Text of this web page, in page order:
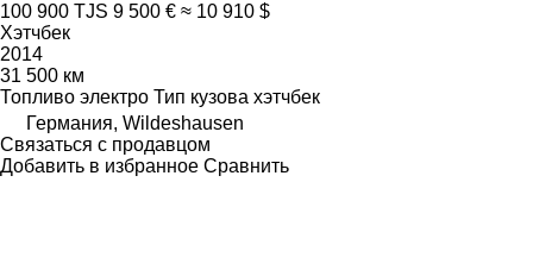
100 900 TJS 9 500 € ≈ 10 910 $
Хэтчбек
2014
31 500 км
Топливо электро Тип кузова хэтчбек
Германия, Wildeshausen
Связаться с продавцом
Добавить в избранное Сравнить